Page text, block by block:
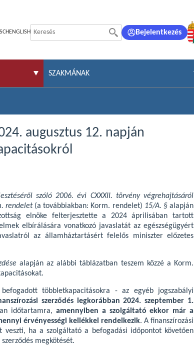
ENGLISH Bejelentkezés
SZAKMÁNAK
augusztus 12. napján
szóló 2006. évi CXXXII. törvény végrehajtásáról
rendelet (a továbbiakban: Korm. rendelet) 15/A. §alapján
elnöke felterjesztette a 2024 áprilisában tartott
elbírálására vonatkozó javaslatát az egészségügyért
az államháztartásért felelős miniszter előzetes
alapján az alábbi táblázatban teszem közzé a Korm.
többletkapacitásokra - az egyéb jogszabályi
szerződés legkorábban 2024. szeptember 1.
időtartamra,amennyiben a szolgáltató ekkor már a
érvényességi kellékkel rendelkezik. A finanszírozási
veszti, ha a szolgáltató a befogadási időpontot követően
megkötését.